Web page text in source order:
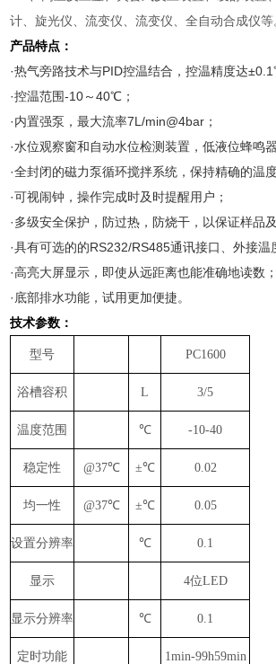
计、旋光仪、流变仪、流变仪、全自动合成仪等
产品特点：
·热气旁路技术与PID控温结合，控温精度达
·控温范围-10～40℃；
·内置强泵，最大流率7L/min@4bar；
·水位观察窗和自动水位检测装置，低液位蜂鸣
·全封闭的磁力泵循环搅拌系统，保持精确的温
·可视闹钟，操作完成时及时提醒用户；
·多级安全保护，防过热，防烧干，以保证样品
·具有可选的的RS232/RS485通讯接口、外接温
·高亮大屏显示，即使从远距离也能准确地读数；
·底部排水功能，试用更加便捷。
技术参数：
型号 PC1600
浴槽容积 L 3/5
温度范围 ℃ -10-40
稳定性 @37℃ ±℃ 0.02
均一性 @37℃ ±℃ 0.05
设置分辨率 ℃ 0.1
显示 4位LED
显示分辨率 ℃ 0.1
定时功能 1min-99h59min